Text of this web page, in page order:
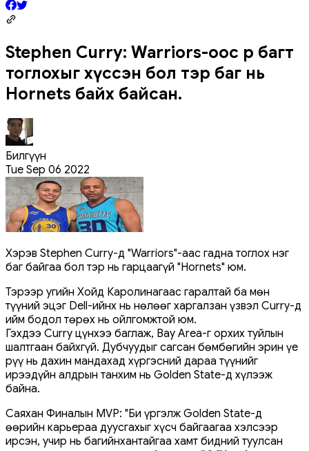
Stephen Curry: Warriors-оос өөр багт
тоглохыг хүссэн бол тэр баг нь
Hornets байх байсан.
Билгүүн
Tue Sep 06 2022
Хэрэв Stephen Curry-д "Warriors"-аас гадна тоглох нэг
баг байгаа бол тэр нь гарцаагүй "Hornets" юм.
Тэрээр угийн Хойд Каролинагаас гаралтай ба мөн
түүний эцэг Dell-ийнх нь нөлөөг харгалзан үзвэл Curry-д
ийм бодол төрөх нь ойлгомжтой юм.
Гэхдээ Curry цүнхээ баглаж, Bay Area-г орхих туйлын
шалтгаан байхгүй. Дубчуудыг сагсан бөмбөгийн эрин үе
рүү нь дахин мандахад хүргэсний дараа түүнийг
ирээдүйн алдрын танхим нь Golden State-д хүлээж
байна.
Саяхан Финалын MVP: "Би үргэлж Golden State-д
өөрийн карьераа дуусгахыг хүсч байгаагаа хэлсээр
ирсэн, учир нь багийнхантайгаа хамт бидний туулсан